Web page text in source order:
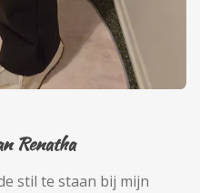
Renatha
stil te staan bij mijn